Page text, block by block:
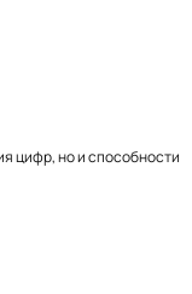
цифр, но и способности